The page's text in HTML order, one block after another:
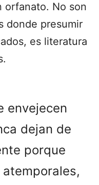
orfanato. No son
donde presumir
es literatura
envejecen
dejan de
porque